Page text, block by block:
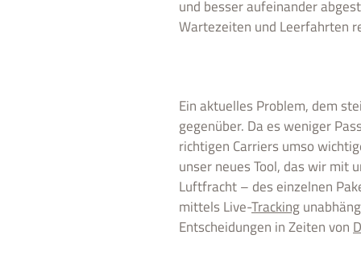
und besser aufeinander
Wartezeiten und Leerfahrten
Ein aktuelles Problem, dem
gegenüber. Da es weniger
richtigen Carriers umso
unser neues Tool, das wir mit
Luftfracht – des einzelnen
mittels Live-Tracking
Entscheidungen in Zeiten von